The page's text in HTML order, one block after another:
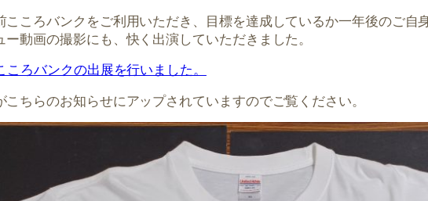
ころバンクをご利用いただき、目標を達成しているか一年後のご自
動画の撮影にも、快く出演していただきました。
ろバンクの出展を行いました。
ちらのお知らせにアップされていますのでご覧ください。